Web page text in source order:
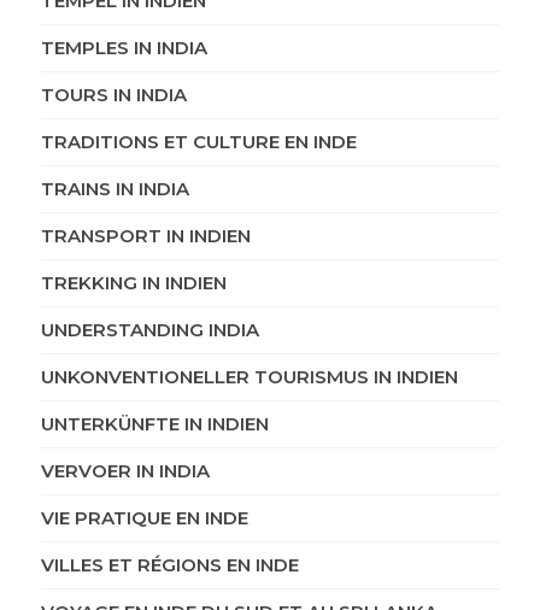
TEMPLES IN INDIA
TOURS IN INDIA
TRADITIONS ET CULTURE EN INDE
TRAINS IN INDIA
TRANSPORT IN INDIEN
TREKKING IN INDIEN
UNDERSTANDING INDIA
UNKONVENTIONELLER TOURISMUS IN INDIEN
UNTERKÜNFTE IN INDIEN
VERVOER IN INDIA
VIE PRATIQUE EN INDE
VILLES ET RÉGIONS EN INDE